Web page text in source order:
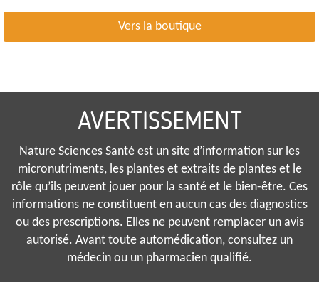
Vers la boutique
AVERTISSEMENT
Nature Sciences Santé est un site d’information sur les
micronutriments, les plantes et extraits de plantes et le
rôle qu’ils peuvent jouer pour la santé et le bien-être. Ces
informations ne constituent en aucun cas des diagnostics
ou des prescriptions. Elles ne peuvent remplacer un avis
autorisé. Avant toute automédication, consultez un
médecin ou un pharmacien qualifié.